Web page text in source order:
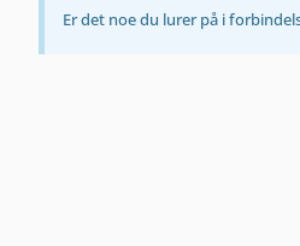
Er det noe du lurer på i